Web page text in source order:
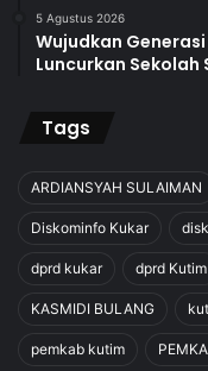
5 Agustus 2026
Wujudkan Generasi
Luncurkan
Tags
ARDIANSYAH SULAIMAN
Diskominfo Kukar
dprd kukar dprd Kutim
KASMIDI BULANG
pemkab kutim